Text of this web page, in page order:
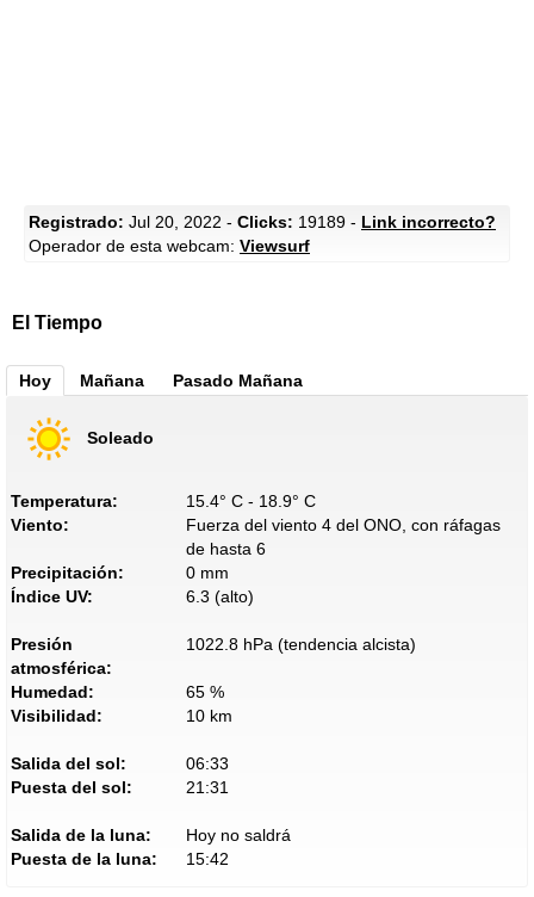
Registrado: Jul 20, 2022 - Clicks: 19189 - Link incorrecto?
Operador de esta webcam: Viewsurf
El Tiempo
Hoy Mañana Pasado Mañana
Soleado
Temperatura:
15.4° C - 18.9° C
Viento:
Fuerza del viento 4 del ONO, con ráfagas
de hasta 6
Precipitación:
0 mm
Índice UV:
6.3 (alto)
Presión
atmosférica:
1022.8 hPa (tendencia alcista)
Humedad:
65 %
Visibilidad:
10 km
Salida del sol:
06:33
Puesta del sol:
21:31
Salida de la luna:
Hoy no saldrá
Puesta de la luna:
15:42